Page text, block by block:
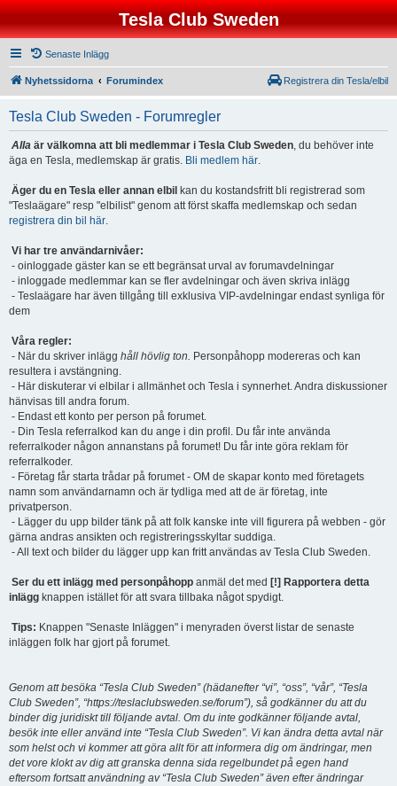
Tesla Club Sweden
Senaste Inlägg
Nyhetssidorna Forumindex Registrera din Tesla/elbil
Tesla Club Sweden - Forumregler
Alla är välkomna att bli medlemmar i Tesla Club Sweden, du behöver inte
äga en Tesla, medlemskap är gratis. Bli medlem här.
Äger du en Tesla eller annan elbil kan du kostandsfritt bli registrerad som
"Teslaägare" resp "elbilist" genom att först skaffa medlemskap och sedan
registrera din bil här.
Vi har tre användarnivåer:
- oinloggade gäster kan se ett begränsat urval av forumavdelningar
- inloggade medlemmar kan se fler avdelningar och även skriva inlägg
- Teslaägare har även tillgång till exklusiva VIP-avdelningar endast synliga för
dem
Våra regler:
- När du skriver inlägg håll hövlig ton. Personpåhopp modereras och kan
resultera i avstängning.
- Här diskuterar vi elbilar i allmänhet och Tesla i synnerhet. Andra diskussioner
hänvisas till andra forum.
- Endast ett konto per person på forumet.
- Din Tesla referralkod kan du ange i din profil. Du får inte använda
referralkoder någon annanstans på forumet! Du får inte göra reklam för
referralkoder.
- Företag får starta trådar på forumet - OM de skapar konto med företagets
namn som användarnamn och är tydliga med att de är företag, inte
privatperson.
- Lägger du upp bilder tänk på att folk kanske inte vill figurera på webben - gör
gärna andras ansikten och registreringsskyltar suddiga.
- All text och bilder du lägger upp kan fritt användas av Tesla Club Sweden.
Ser du ett inlägg med personpåhopp anmäl det med [!] Rapportera detta
inlägg knappen istället för att svara tillbaka något spydigt.
Tips: Knappen "Senaste Inläggen" i menyraden överst listar de senaste
inläggen folk har gjort på forumet.
Genom att besöka “Tesla Club Sweden” (hädanefter “vi”, “oss”, “vår”, “Tesla
Club Sweden”, “https://teslaclubsweden.se/forum”), så godkänner du att du
binder dig juridiskt till följande avtal. Om du inte godkänner följande avtal,
besök inte eller använd inte “Tesla Club Sweden”. Vi kan ändra detta avtal när
som helst och vi kommer att göra allt för att informera dig om ändringar, men
det vore klokt av dig att granska denna sida regelbundet på egen hand
eftersom fortsatt användning av “Tesla Club Sweden” även efter ändringar